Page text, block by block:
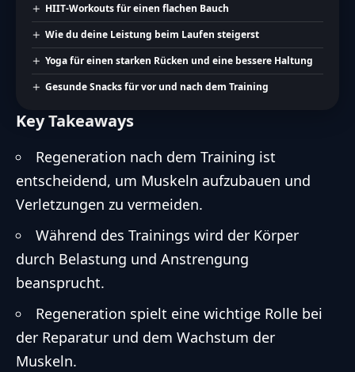
HIIT-Workouts für einen flachen Bauch
Wie du deine Leistung beim Laufen steigerst
Yoga für einen starken Rücken und eine bessere Haltung
Gesunde Snacks für vor und nach dem Training
Key Takeaways
Regeneration nach dem Training ist
entscheidend, um Muskeln aufzubauen und
Verletzungen zu vermeiden.
Während des Trainings wird der Körper
durch Belastung und Anstrengung
beansprucht.
Regeneration spielt eine wichtige Rolle bei
der Reparatur und dem Wachstum der
Muskeln.